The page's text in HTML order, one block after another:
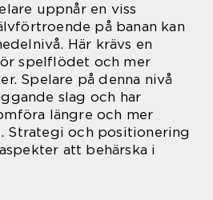
uppnår en viss
på banan kan
Här krävs en
spelflödet och mer
Spelare på denna nivå
slag och har
längre och mer
Strategi och positionering
att behärska i